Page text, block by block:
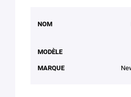
NOMMODÈLE